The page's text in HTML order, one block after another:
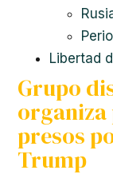
Libertad
Grupo
presos
Trump